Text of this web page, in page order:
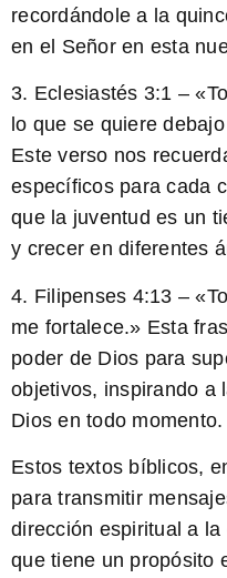
recordándole a la
en el Señor en esta
3. Eclesiastés 3:1 –
lo que se quiere
Este verso nos
específicos para cada
que la juventud es un
y crecer en diferentes
4. Filipenses 4:13 –
me fortalece.» Esta
poder de Dios para
objetivos, inspirando a
Dios en todo momento.
Estos textos bíblicos,
para transmitir
dirección espiritual a
que tiene un propósito